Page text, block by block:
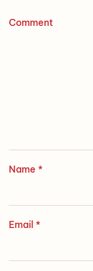
Comment
Name *
Email *